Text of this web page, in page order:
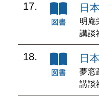
17. 日
明庵
講談
18. 日
夢窓
講談